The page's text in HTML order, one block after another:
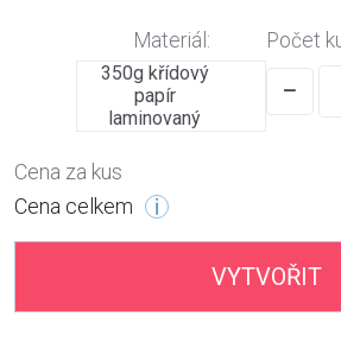
Materiál:
350g křídový
papír
laminovaný
Počet
−
Cena za kus
Cena celkem
VYTVOŘIT